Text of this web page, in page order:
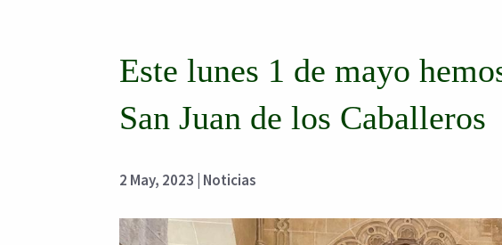
Este lunes 1 de mayo
San Juan de los Caballeros
2 May, 2023 Noticias